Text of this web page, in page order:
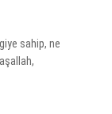
sahip, ne